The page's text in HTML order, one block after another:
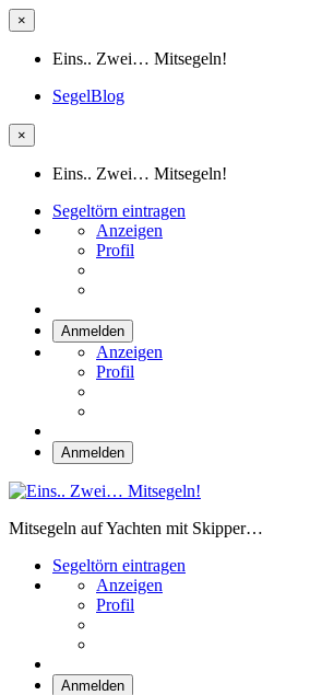
×
Eins.. Zwei… Mitsegeln!
SegelBlog
×
Eins.. Zwei… Mitsegeln!
Segeltörn eintragen
Anzeigen
Profil
Anmelden
Anzeigen
Profil
Anmelden
Mitsegeln auf Yachten mit Skipper…
Segeltörn eintragen
Anzeigen
Profil
Anmelden